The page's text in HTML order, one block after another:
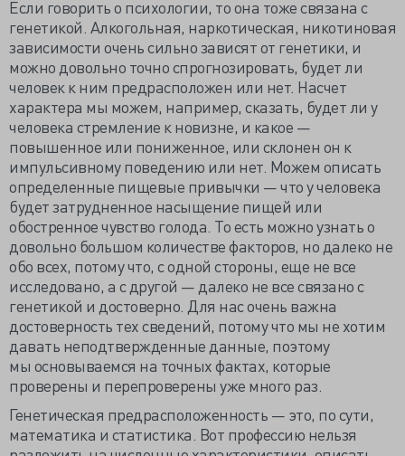
Если говорить о психологии, то она тоже связана с
генетикой. Алкогольная, наркотическая, никотиновая
зависимости очень сильно зависят от генетики, и
можно довольно точно спрогнозировать, будет ли
человек к ним предрасположен или нет. Насчет
характера мы можем, например, сказать, будет ли у
человека стремление к новизне, и какое —
повышенное или пониженное, или склонен он к
импульсивному поведению или нет. Можем описать
определенные пищевые привычки — что у человека
будет затрудненное насыщение пищей или
обостренное чувство голода. То есть можно узнать о
довольно большом количестве факторов, но далеко не
обо всех, потому что, с одной стороны, еще не все
исследовано, а с другой — далеко не все связано с
генетикой и достоверно. Для нас очень важна
достоверность тех сведений, потому что мы не хотим
давать неподтвержденные данные, поэтому
мы основываемся на точных фактах, которые
проверены и перепроверены уже много раз.
Генетическая предрасположенность — это, по сути,
математика и статистика. Вот профессию нельзя